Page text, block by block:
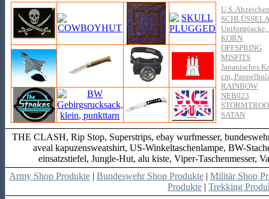
U.S.
Uniformjacke,
KORN
OFFSPRING
MISFITS
Japanisches
cm,
RAINBOW
NEB023
SATAN
THE CLASH, Rip Stop, Superstrips, ebay wurfmesser,
aveal kapuzensweatshirt, US-Winkeltaschenlampe, BW-
einsatzstiefel, Jungle-Hut, alu kiste, Viper-Taschenmesser,
Army Shop Produkte | Bundeswehr Shop Produkte | Militär Shop
Produkte | Trekking